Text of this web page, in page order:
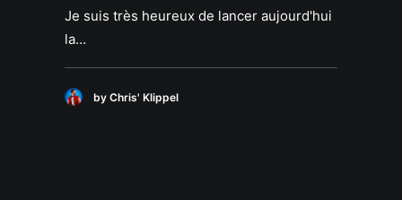
Je suis très heureux de lancer aujourd'hui
la…
by Chris' Klippel